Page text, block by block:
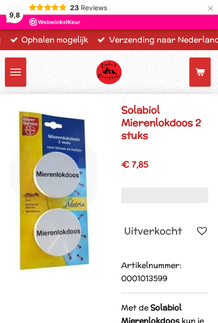
9,8
23 Reviews ×
Ophalen mogelijk Verzending naar
Solabiol
Mierenlokdoos 2
stuks
€ 7,85
Uitverkocht
Artikelnummer:
0001013599
Met deSolabiol